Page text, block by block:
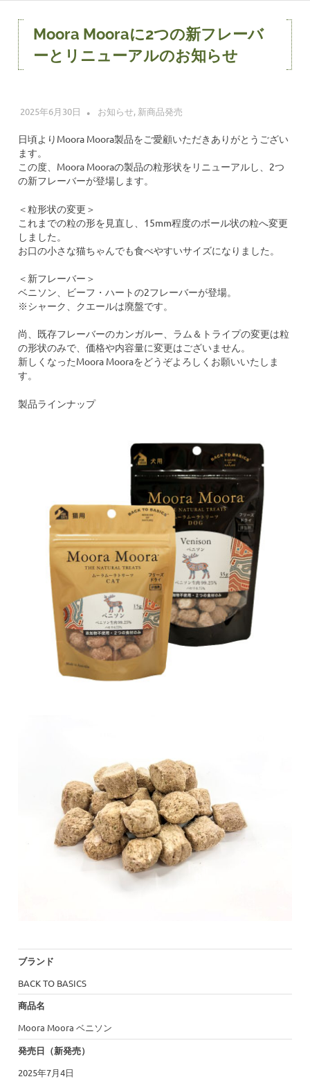
Moora Mooraに2つの新フレーバ
ーとリニューアルのお知らせ
2025年6月30日 レッドハート 株式会社
お知らせ, 新商品発売
日頃よりMoora Moora製品をご愛顧いただきありがとうござい
ます。
この度、Moora Mooraの製品の粒形状をリニューアルし、2つ
の新フレーバーが登場します。
＜粒形状の変更＞
これまでの粒の形を見直し、15mm程度のボール状の粒へ変更
しました。
お口の小さな猫ちゃんでも食べやすいサイズになりました。
＜新フレーバー＞
ベニソン、ビーフ・ハートの2フレーバーが登場。
※シャーク、クエールは廃盤です。
尚、既存フレーバーのカンガルー、ラム＆トライプの変更は粒
の形状のみで、価格や内容量に変更はございません。
新しくなったMoora Mooraをどうぞよろしくお願いいたしま
す。
製品ラインナップ
ブランド
BACK TO BASICS
商品名
Moora Moora ベニソン
発売日（新発売）
2025年7月4日